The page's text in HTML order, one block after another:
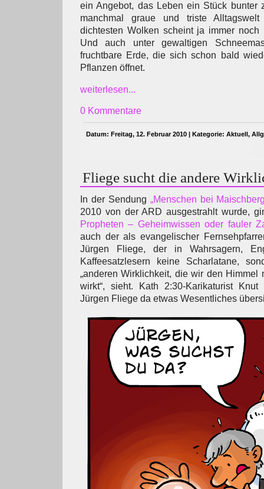
ein Angebot, das Leben ein Stück bunter
manchmal graue und triste
dichtesten Wolken scheint ja immer noch
Und auch unter gewaltigen
fruchtbare Erde, die sich schon bald
Pflanzen öffnet.
weiterlesen...
0 Kommentare
Datum: Freitag, 12. Februar 2010 | Kategorie: Aktuell,
Fliege sucht die andere
In der Sendung „Menschen bei
2010 von der ARD ausgestrahlt wurde,
Propheten – Geheimwissen oder fauler
auch der als evangelischer
Jürgen Fliege, der in Wahrsagern,
Kaffeesatzlesern keine Scharlatane,
„anderen Wirklichkeit, die wir den Himmel
wirkt“, sieht. Kath 2:30-Karikaturist
Jürgen Fliege da etwas Wesentliches